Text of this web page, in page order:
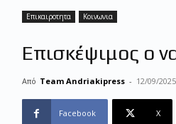
Επικαιροτητα Κοινωνια
Επισκέψιμος ο
Από Team Andriakipress - 12/09/2025
Facebook X